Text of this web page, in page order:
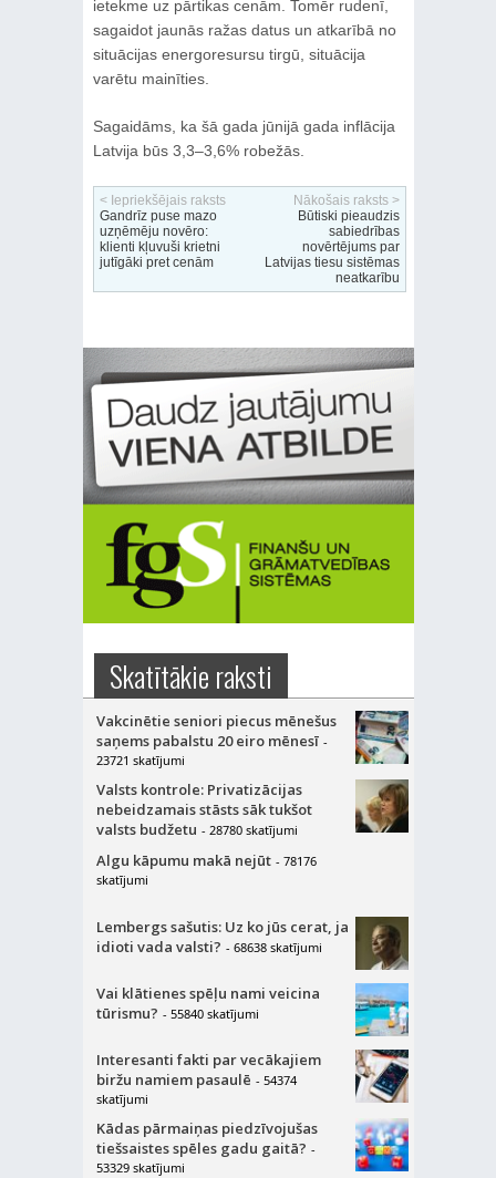
ietekme uz pārtikas cenām. Tomēr rudenī,
sagaidot jaunās ražas datus un atkarībā no
situācijas energoresursu tirgū, situācija
varētu mainīties.
Sagaidāms, ka šā gada jūnijā gada inflācija
Latvija būs 3,3–3,6% robežās.
< Iepriekšējais raksts
Gandrīz puse mazo
uzņēmēju novēro:
klienti kļuvuši krietni
jutīgāki pret cenām
Nākošais raksts >
Būtiski pieaudzis
sabiedrības
novērtējums par
Latvijas tiesu sistēmas
neatkarību
Skatītākie raksti
Vakcinētie seniori piecus mēnešus
saņems pabalstu 20 eiro mēnesī -
23721 skatījumi
Valsts kontrole: Privatizācijas
nebeidzamais stāsts sāk tukšot
valsts budžetu - 28780 skatījumi
Algu kāpumu makā nejūt - 78176
skatījumi
Lembergs sašutis: Uz ko jūs cerat, ja
idioti vada valsti? - 68638 skatījumi
Vai klātienes spēļu nami veicina
tūrismu? - 55840 skatījumi
Interesanti fakti par vecākajiem
biržu namiem pasaulē - 54374
skatījumi
Kādas pārmaiņas piedzīvojušas
tiešsaistes spēles gadu gaitā? -
53329 skatījumi